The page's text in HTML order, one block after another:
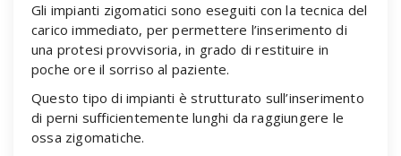
Gli impianti zigomatici sono eseguiti con la tecnica del
carico immediato, per permettere l’inserimento di
una protesi provvisoria, in grado di restituire in
poche ore il sorriso al paziente.
Questo tipo di impianti è strutturato sull’inserimento
di perni sufficientemente lunghi da raggiungere le
ossa zigomatiche.